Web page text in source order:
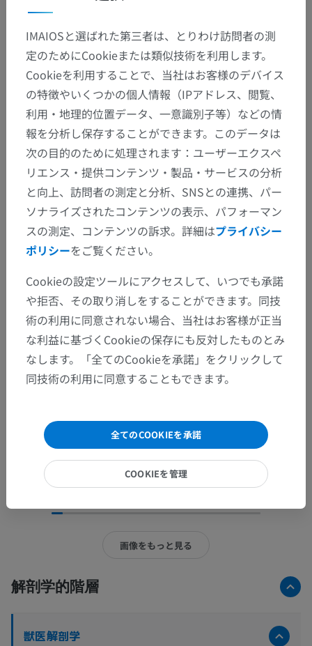
画像をもっと見る
解剖学的階層
獣医解剖学
IMAIOSと選ばれた第三者は、とりわけ訪問者の測
定のためにCookieまたは類似技術を利用します。
Cookieを利用することで、当社はお客様のデバイス
の特徴やいくつかの個人情報（IPアドレス、閲覧、
利用・地理的位置データ、一意識別子等）などの情
報を分析し保存することができます。このデータは
次の目的のために処理されます：ユーザーエクスペ
リエンス・提供コンテンツ・製品・サービスの分析
と向上、訪問者の測定と分析、SNSとの連携、パー
ソナライズされたコンテンツの表示、パフォーマン
スの測定、コンテンツの訴求。詳細はプライバシー
ポリシーをご覧ください。
Cookieの設定ツールにアクセスして、いつでも承諾
や拒否、その取り消しをすることができます。同技
術の利用に同意されない場合、当社はお客様が正当
な利益に基づくCookieの保存にも反対したものとみ
なします。「全てのCookieを承諾」をクリックして
同技術の利用に同意することもできます。
全てのCOOKIEを承諾
COOKIEを管理